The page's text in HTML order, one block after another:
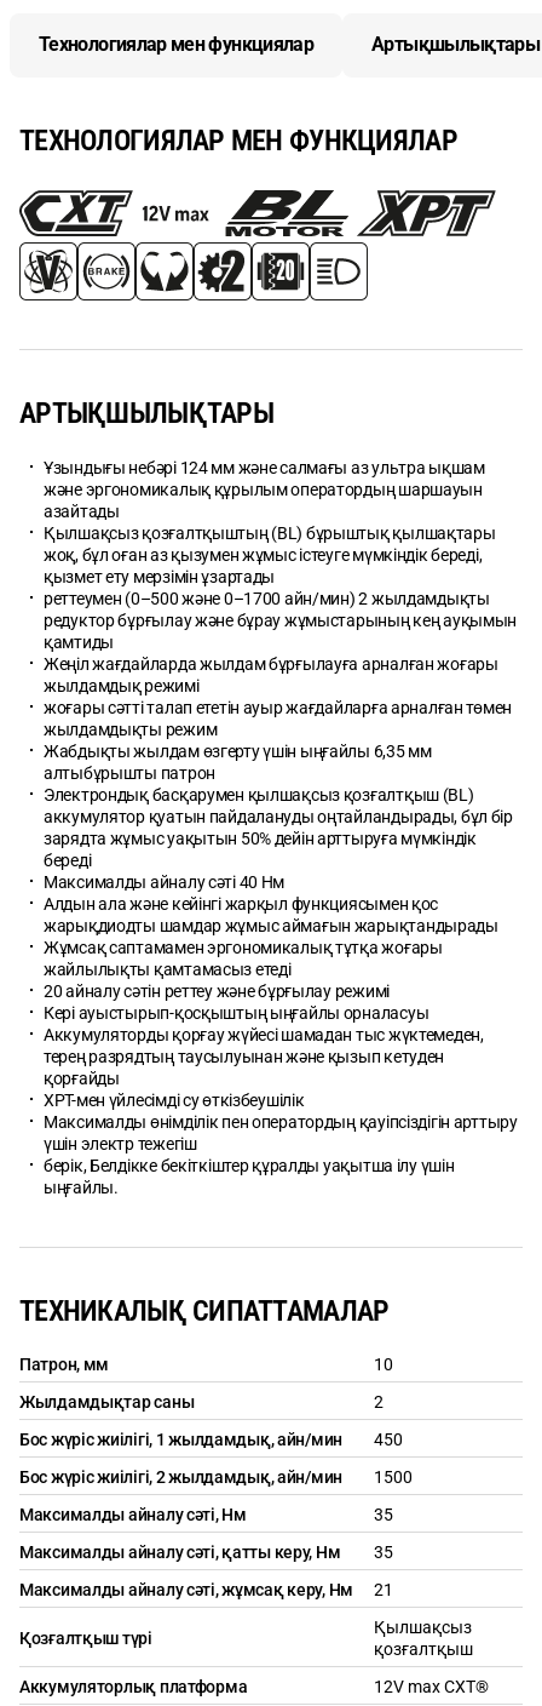
Технологиялар мен функциялар Артықшылықтары
ТЕХНОЛОГИЯЛАР МЕН ФУНКЦИЯЛАР
АРТЫҚШЫЛЫҚТАРЫ
Ұзындығы небәрі 124 мм және салмағы аз ультра ықшам
және эргономикалық құрылым оператордың шаршауын
азайтады
Қылшақсыз қозғалтқыштың (BL) бұрыштық қылшақтары
жоқ, бұл оған аз қызумен жұмыс істеуге мүмкіндік береді,
қызмет ету мерзімін ұзартады
реттеумен (0–500 және 0–1700 айн/мин) 2 жылдамдықты
редуктор бұрғылау және бұрау жұмыстарының кең ауқымын
қамтиды
Жеңіл жағдайларда жылдам бұрғылауға арналған жоғары
жылдамдық режимі
жоғары сәтті талап ететін ауыр жағдайларға арналған төмен
жылдамдықты режим
Жабдықты жылдам өзгерту үшін ыңғайлы 6,35 мм
алтыбұрышты патрон
Электрондық басқарумен қылшақсыз қозғалтқыш (BL)
аккумулятор қуатын пайдалануды оңтайландырады, бұл бір
зарядта жұмыс уақытын 50% дейін арттыруға мүмкіндік
береді
Максималды айналу сәті 40 Нм
Алдын ала және кейінгі жарқыл функциясымен қос
жарықдиодты шамдар жұмыс аймағын жарықтандырады
Жұмсақ саптамамен эргономикалық тұтқа жоғары
жайлылықты қамтамасыз етеді
20 айналу сәтін реттеу және бұрғылау режимі
Кері ауыстырып-қосқыштың ыңғайлы орналасуы
Аккумуляторды қорғау жүйесі шамадан тыс жүктемеден,
терең разрядтың таусылуынан және қызып кетуден
қорғайды
XPT-мен үйлесімді су өткізбеушілік
Максималды өнімділік пен оператордың қауіпсіздігін арттыру
үшін электр тежегіш
берік, Белдікке бекіткіштер құралды уақытша ілу үшін
ыңғайлы.
ТЕХНИКАЛЫҚ СИПАТТАМАЛАР
Патрон, мм
10
Жылдамдықтар саны
2
Бос жүріс жиілігі, 1 жылдамдық, айн/мин
450
Бос жүріс жиілігі, 2 жылдамдық, айн/мин
1500
Максималды айналу сәті, Нм
35
Максималды айналу сәті, қатты керу, Нм
35
Максималды айналу сәті, жұмсақ керу, Нм
21
Қозғалтқыш түрі
Қылшақсыз
қозғалтқыш
Аккумуляторлық платформа
12V max CXT®